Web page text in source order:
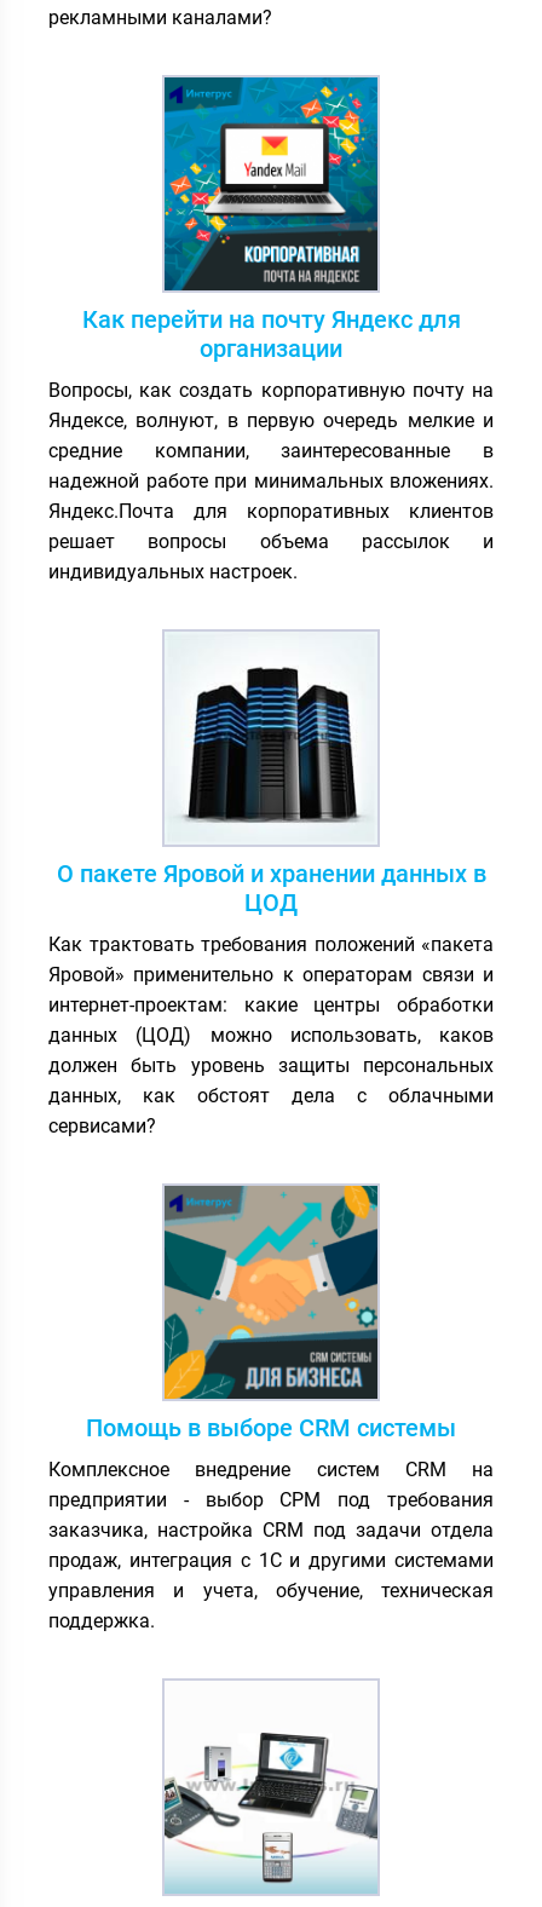
рекламными каналами?
Как перейти на почту Яндекс для
организации
Вопросы, как создать корпоративную почту на
Яндексе, волнуют, в первую очередь мелкие и
средние компании, заинтересованные в
надежной работе при минимальных вложениях.
Яндекс.Почта для корпоративных клиентов
решает вопросы объема рассылок и
индивидуальных настроек.
О пакете Яровой и хранении данных в
ЦОД
Как трактовать требования положений «пакета
Яровой» применительно к операторам связи и
интернет-проектам: какие центры обработки
данных (ЦОД) можно использовать, каков
должен быть уровень защиты персональных
данных, как обстоят дела с облачными
сервисами?
Помощь в выборе CRM системы
Комплексное внедрение систем CRM на
предприятии - выбор СРМ под требования
заказчика, настройка CRM под задачи отдела
продаж, интеграция с 1С и другими системами
управления и учета, обучение, техническая
поддержка.